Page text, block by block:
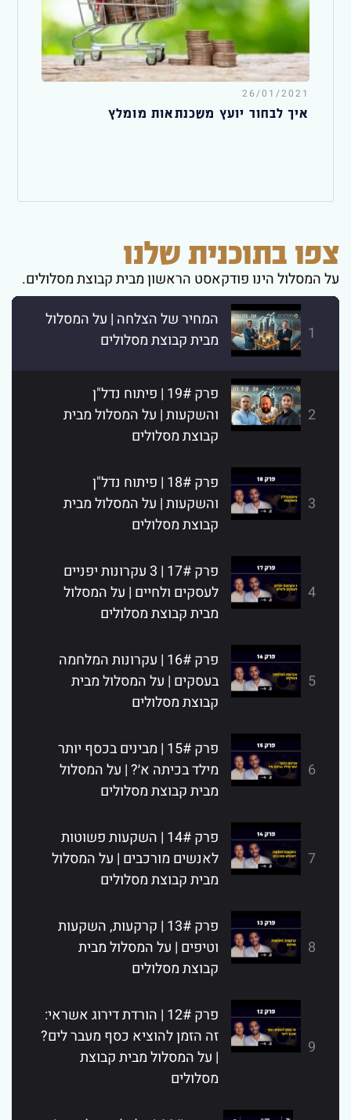
26/01/2021
איך לבחור יועץ משכנתאות מומלץ
צפו בתוכנית שלנו
על המסלול הינו פודקאסט הראשון מבית קבוצת מסלולים.
1
המחיר של הצלחה | על המסלול
מבית קבוצת מסלולים
2
פרק 19# | פיתוח נדל"ן
והשקעות | על המסלול מבית
קבוצת מסלולים
3
פרק 18# | פיתוח נדל"ן
והשקעות | על המסלול מבית
קבוצת מסלולים
4
פרק 17# | 3 עקרונות יפניים
לעסקים ולחיים | על המסלול
מבית קבוצת מסלולים
5
פרק 16# | עקרונות המלחמה
בעסקים | על המסלול מבית
קבוצת מסלולים
6
פרק 15# | מבינים בכסף יותר
מילד בכיתה א׳? | על המסלול
מבית קבוצת מסלולים
7
פרק 14# | השקעות פשוטות
לאנשים מורכבים | על המסלול
מבית קבוצת מסלולים
8
פרק 13# | קרקעות, השקעות
וטיפים | על המסלול מבית
קבוצת מסלולים
9
פרק 12# | הורדת דירוג אשראי:
זה הזמן להוציא כסף מעבר לים?
| על המסלול מבית קבוצת
מסלולים